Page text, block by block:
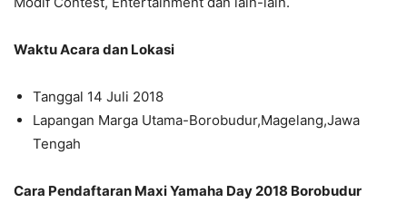
Waktu Acara dan Lokasi
Tanggal 14 Juli 2018
Lapangan Marga Utama-Borobudur,Magelang,Jawa
Tengah
Cara Pendaftaran Maxi Yamaha Day 2018 Borobudur